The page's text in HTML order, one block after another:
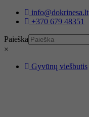
info@dokrinesa.lt
+370 679 48351
Paieška
×
Gyvūnų viešbutis